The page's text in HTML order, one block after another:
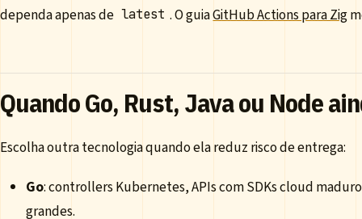
dependa apenas de latest . O guiaGitHub Actions para Zig
Quando Go, Rust, Java ou Node
Escolha outra tecnologia quando ela reduz risco de entrega:
Go: controllers Kubernetes, APIs com SDKs cloud
grandes.